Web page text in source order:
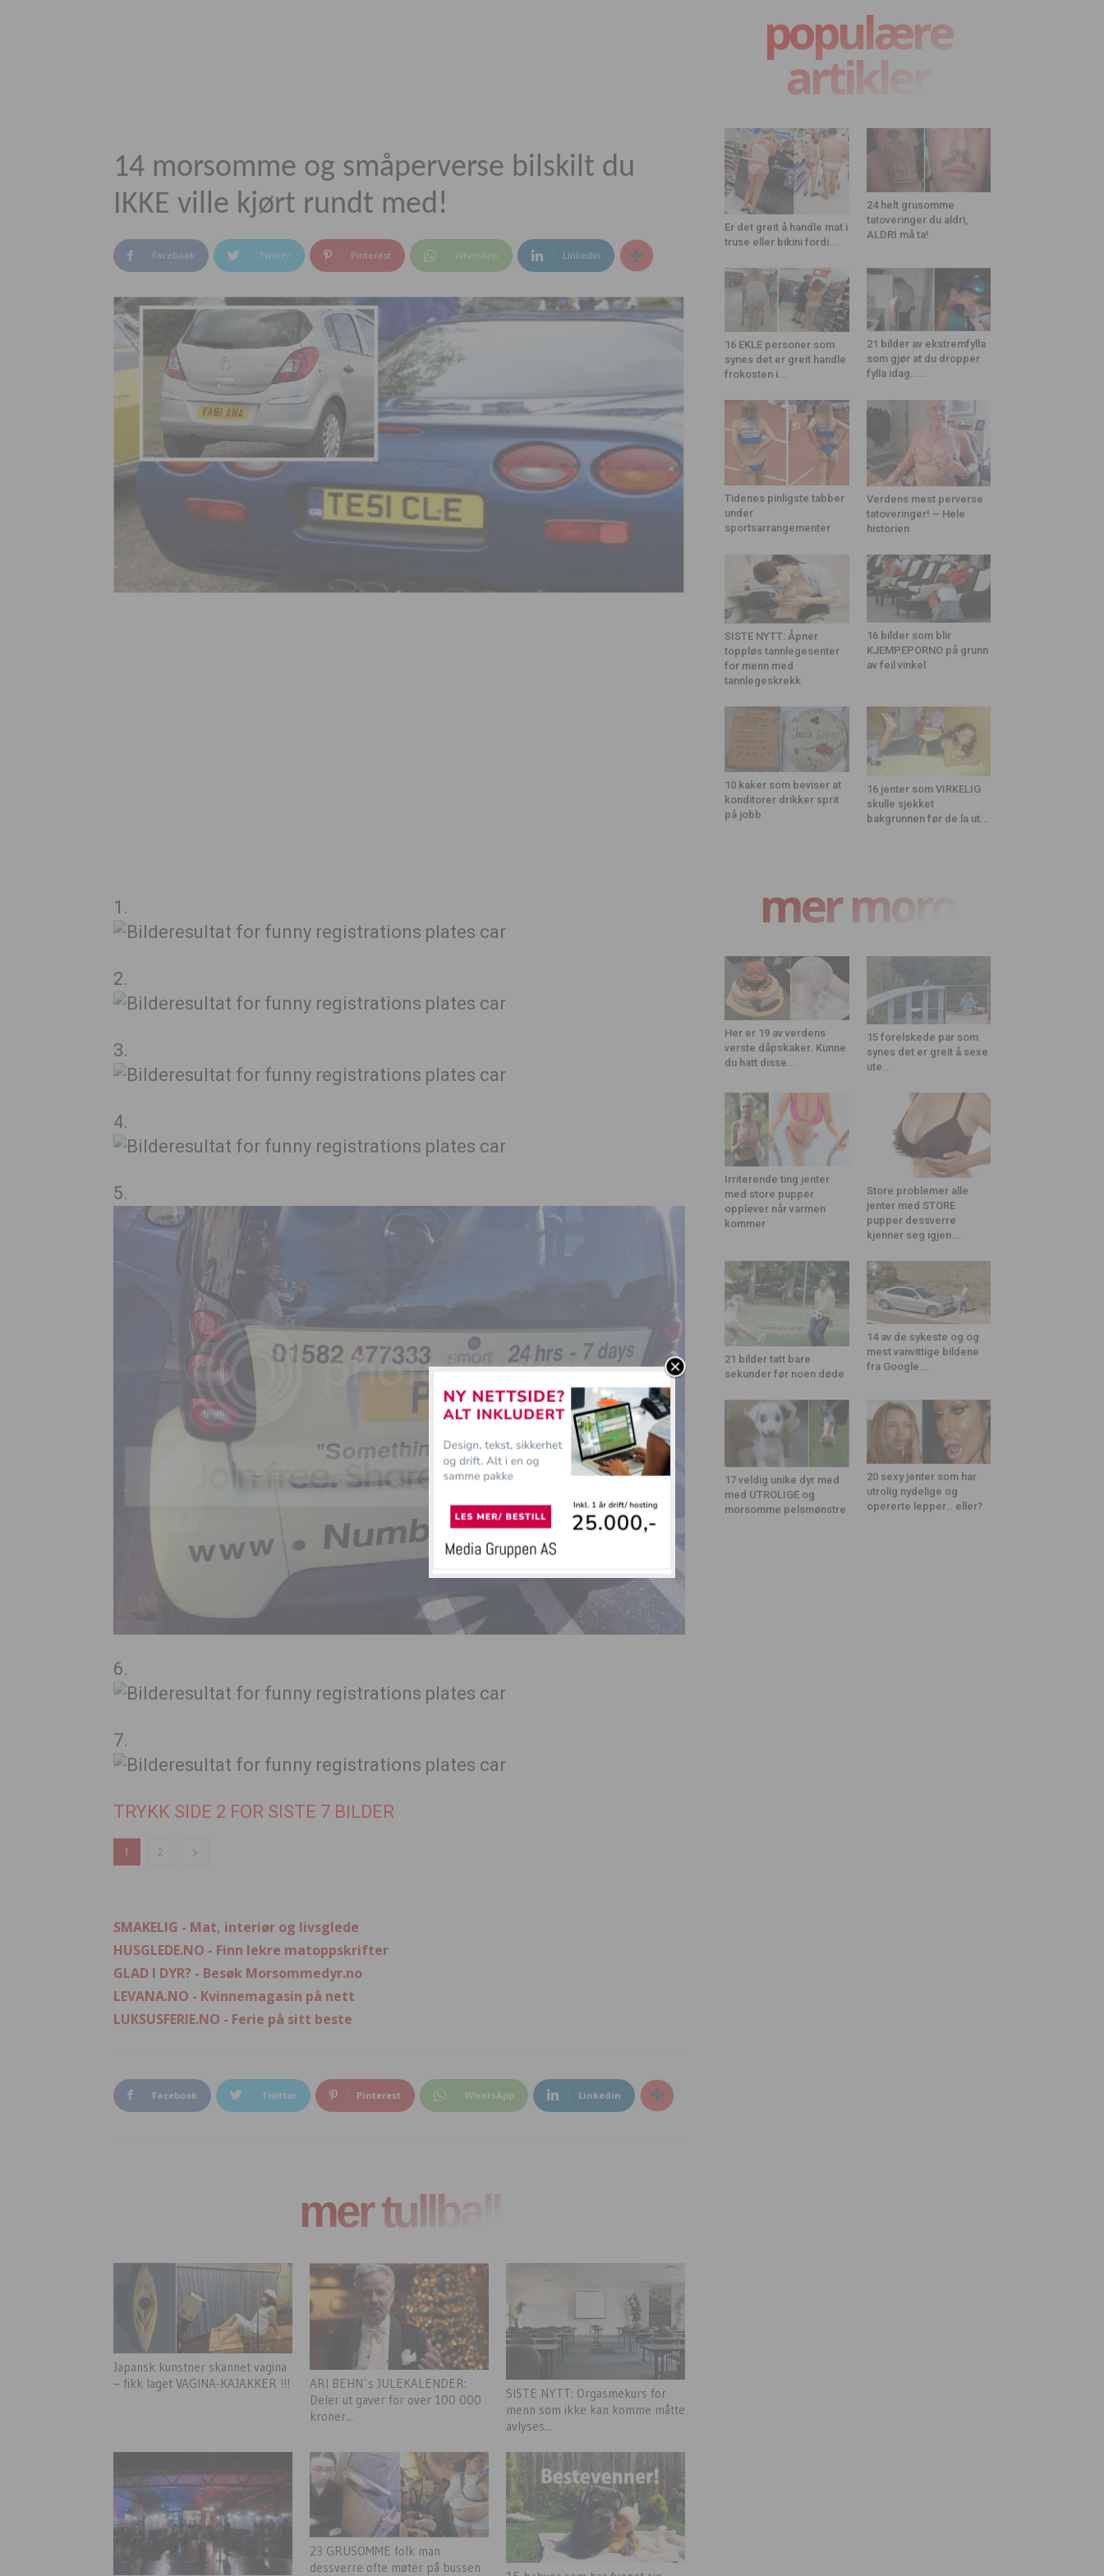
14 morsomme og småperverse bilskilt du
IKKE ville kjørt rundt med!
Facebook Twitter Pinterest WhatsApp Linkedin
1.
2.
3.
4.
5.
6.
7.
TRYKK SIDE 2 FOR SISTE 7 BILDER
1 2
SMAKELIG - Mat, interiør og livsglede
HUSGLEDE.NO - Finn lekre matoppskrifter
GLAD I DYR? - Besøk Morsommedyr.no
LEVANA.NO - Kvinnemagasin på nett
LUKSUSFERIE.NO - Ferie på sitt beste
Facebook Twitter Pinterest WhatsApp Linkedin
mer tullball
Japansk kunstner skannet vagina
– fikk laget VAGINA-KAJAKKER !!!
ARI BEHN`s JULEKALENDER:
Deler ut gaver for over 100 000
kroner...
SISTE NYTT: Orgasmekurs for
menn som ikke kan komme måtte
avlyses...
23 GRUSOMME folk man
dessverre ofte møter på bussen
populære
artikler
Er det greit å handle mat i
truse eller bikini fordi...
24 helt grusomme
tatoveringer du aldri,
ALDRI må ta!
16 EKLE personer som
synes det er greit handle
frokosten i...
21 bilder av ekstremfylla
som gjør at du dropper
fylla idag.....
Tidenes pinligste tabber
under
sportsarrangementer
Verdens mest perverse
tatoveringer! – Hele
historien
SISTE NYTT: Åpner
toppløs tannlegesenter
for menn med
tannlegeskrekk
16 bilder som blir
KJEMPEPORNO på grunn
av feil vinkel
10 kaker som beviser at
konditorer drikker sprit
på jobb
16 jenter som VIRKELIG
skulle sjekket
bakgrunnen før de la ut...
mer moro
Her er 19 av verdens
verste dåpskaker. Kunne
du hatt disse...
15 forelskede par som
synes det er greit å sexe
ute...
Irriterende ting jenter
med store pupper
opplever når varmen
kommer
Store problemer alle
jenter med STORE
pupper dessverre
kjenner seg igjen...
21 bilder tatt bare
sekunder før noen døde
14 av de sykeste og og
mest vanvittige bildene
fra Google...
17 veldig unike dyr med
med UTROLIGE og
morsomme pelsmønstre
20 sexy jenter som har
utrolig nydelige og
opererte lepper… eller?